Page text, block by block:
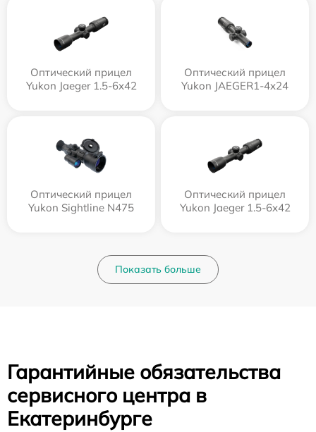
Оптический прицел
Yukon Jaeger 1.5-6x42
Оптический прицел
Yukon JAEGER1-4x24
Оптический прицел
Yukon Sightline N475
Оптический прицел
Yukon Jaeger 1.5-6x42
Показать больше
Гарантийные обязательства
сервисного центра в
Екатеринбурге